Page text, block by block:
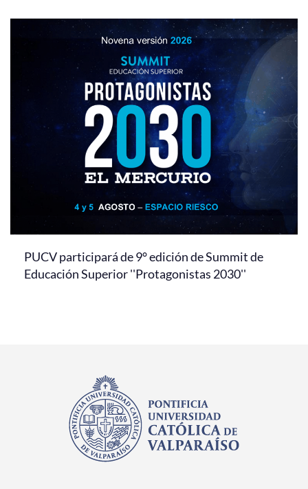
PUCV participará de 9° edición de Summit de
Educación Superior ''Protagonistas 2030''